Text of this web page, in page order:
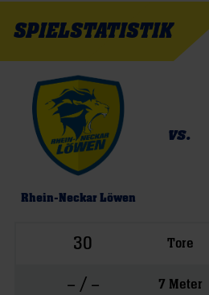
SPIELSTATISTIK
Rhein-Neckar Löwen
vs.
30 Tore
– / – 7 Meter